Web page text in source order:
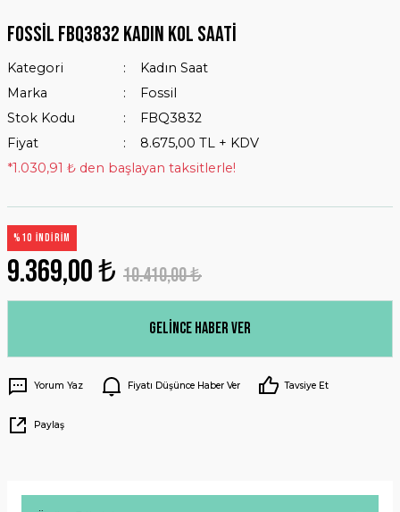
Fossil FBQ3832 Kadın Kol Saati
Kategori
Kadın Saat
Marka
Fossil
Stok Kodu
FBQ3832
Fiyat
8.675,00 TL + KDV
*1.030,91 ₺ den başlayan taksitlerle!
%10 İNDİRİM
9.369,00 ₺ 10.410,00 ₺
Gelince Haber Ver
Yorum Yaz Fiyatı Düşünce Haber Ver Tavsiye Et
Paylaş